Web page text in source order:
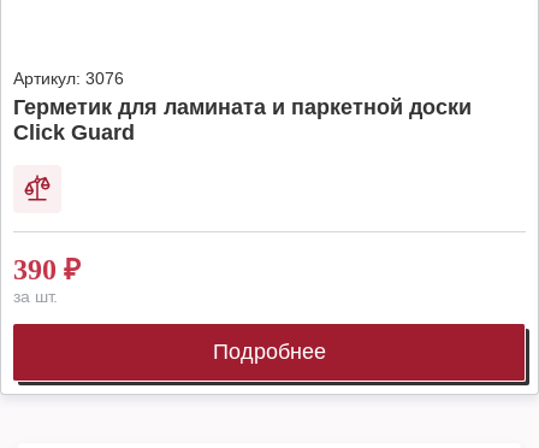
Артикул: 3076
Герметик для ламината и паркетной доски
Click Guard
390 ₽
за шт.
Подробнее